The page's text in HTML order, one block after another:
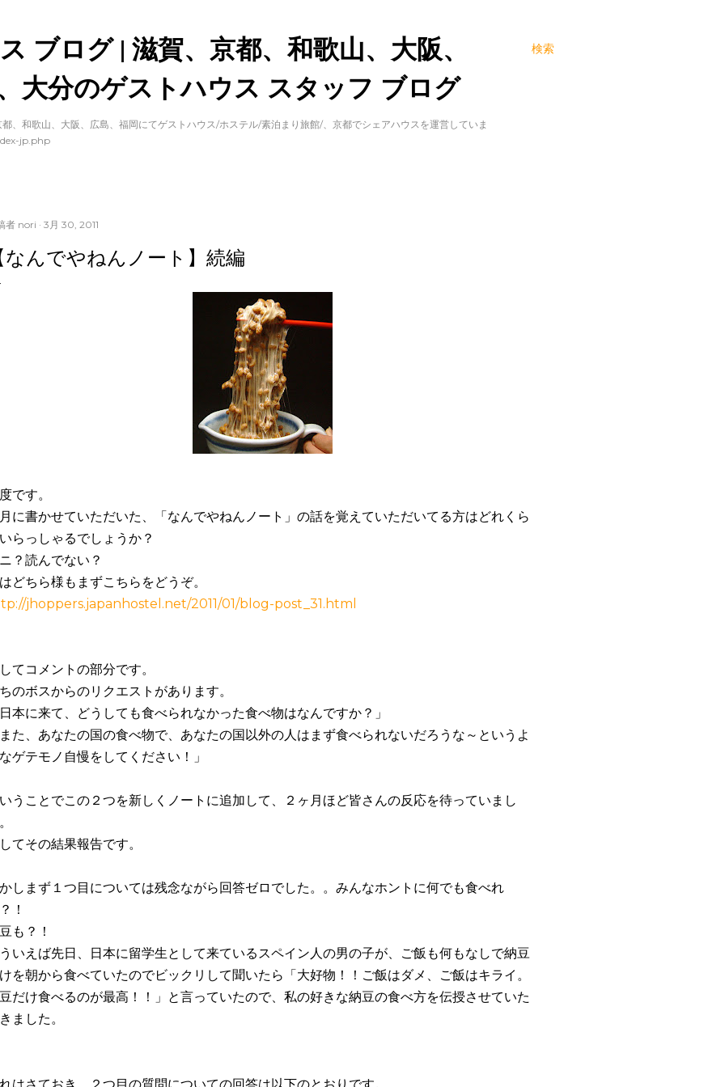
検索
ブログ | 滋賀、京都、和歌山、大阪、
大分のゲストハウス スタッフ ブログ
、和歌山、大阪、広島、福岡にてゲストハウス/ホステル/素泊まり旅館/、京都でシェアハウスを運営していま
jp.php
者 nori 3月 30, 2011
なんでやねんノート】続編
です。
に書かせていただいた、「なんでやねんノート」の話を覚えていただいてる方はどれくら
らっしゃるでしょうか？
？読んでない？
どちら様もまずこちらをどうぞ。
jhoppers.japanhostel.net/2011/01/blog-post_31.html
てコメントの部分です。
のボスからのリクエストがあります。
本に来て、どうしても食べられなかった食べ物はなんですか？」
た、あなたの国の食べ物で、あなたの国以外の人はまず食べられないだろうな～というよ
ゲテモノ自慢をしてください！」
うことでこの２つを新しくノートに追加して、２ヶ月ほど皆さんの反応を待っていまし
てその結果報告です。
しまず１つ目については残念ながら回答ゼロでした。。みんなホントに何でも食べれ
！
も？！
いえば先日、日本に留学生として来ているスペイン人の男の子が、ご飯も何もなしで納豆
を朝から食べていたのでビックリして聞いたら「大好物！！ご飯はダメ、ご飯はキライ。
だけ食べるのが最高！！」と言っていたので、私の好きな納豆の食べ方を伝授させていた
ました。